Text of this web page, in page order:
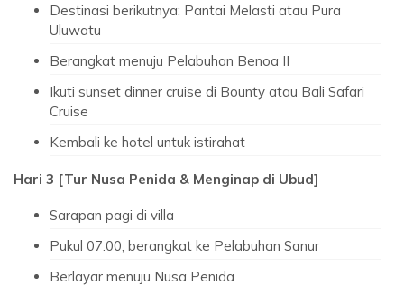
Destinasi berikutnya: Pantai Melasti atau Pura
Uluwatu
Berangkat menuju Pelabuhan Benoa II
Ikuti sunset dinner cruise di Bounty atau Bali Safari
Cruise
Kembali ke hotel untuk istirahat
Hari 3 [Tur Nusa Penida & Menginap di Ubud]
Sarapan pagi di villa
Pukul 07.00, berangkat ke Pelabuhan Sanur
Berlayar menuju Nusa Penida